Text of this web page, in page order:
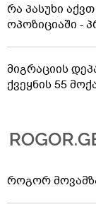
რა პასუხი
ოპოზიციაში -
მიგრაციის
ქვეყნის 55
როგორ